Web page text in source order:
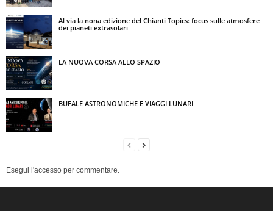
Al via la nona edizione del Chianti Topics: focus sulle atmosfere
dei pianeti extrasolari
LA NUOVA CORSA ALLO SPAZIO
BUFALE ASTRONOMICHE E VIAGGI LUNARI
Esegui l'accesso per commentare.